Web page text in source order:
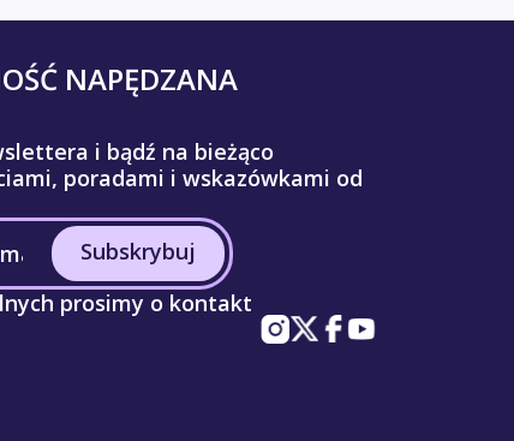
NAPĘDZANA
i bądź na bieżąco
poradami i wskazówkami od
Subskrybuj
prosimy o kontakt